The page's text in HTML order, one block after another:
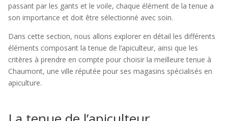
passant par les gants et le voile, chaque élément de la tenue a
son importance et doit être sélectionné avec soin.
Dans cette section, nous allons explorer en détail les différents
éléments composant la tenue de l’apiculteur, ainsi que les
critères à prendre en compte pour choisir la meilleure tenue à
Chaumont, une ville réputée pour ses magasins spécialisés en
apiculture.